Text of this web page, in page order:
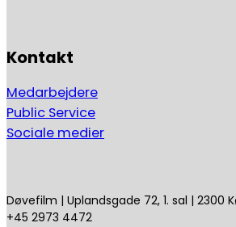
Kontakt
Medarbejdere
Public Service
Sociale medier
Døvefilm | Uplandsgade 72, 1. sal | 2300
+45 2973 4472